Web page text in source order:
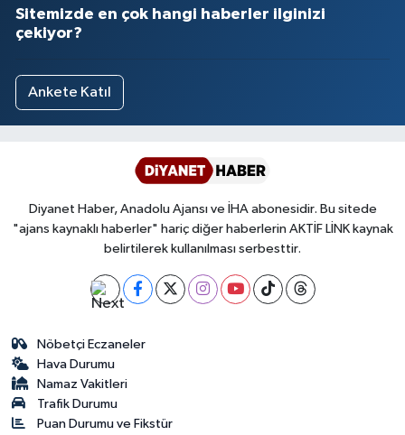
Sitemizde en çok hangi haberler ilginizi
çekiyor?
Ankete Katıl
Diyanet Haber, Anadolu Ajansı ve İHA abonesidir. Bu sitede
"ajans kaynaklı haberler" hariç diğer haberlerin AKTİF LİNK kaynak
belirtilerek kullanılması serbesttir.
Nöbetçi Eczaneler
Hava Durumu
Namaz Vakitleri
Trafik Durumu
Puan Durumu ve Fikstür